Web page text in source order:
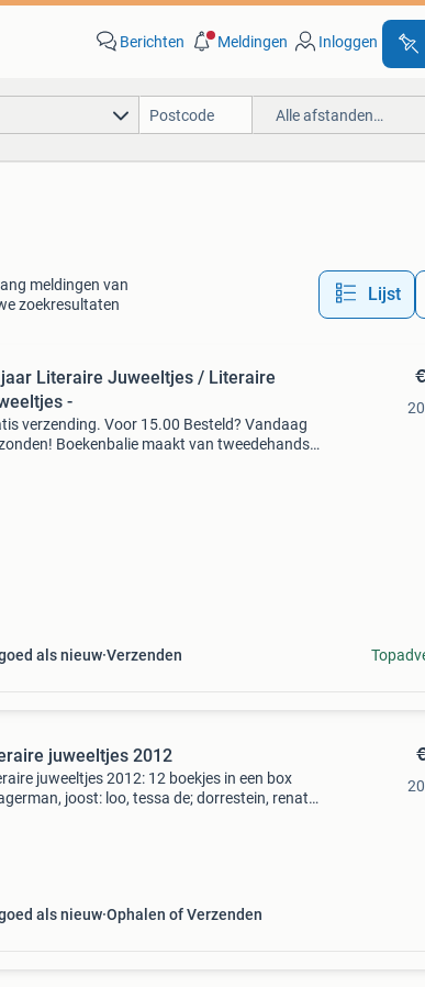
Berichten Meldingen Inloggen
Alle afstanden…
meldingen van
zoekresultaten
Lijst
Literaire Juweeltjes / Literaire
-
verzending. Voor 15.00 Besteld? Vandaag
Boekenbalie maakt van tweedehands
als nieuw Verzenden
juweeltjes 2012
juweeltjes 2012: 12 boekjes in een box
joost: loo, tessa de; dorrestein, renate;
als nieuw Ophalen of Verzenden